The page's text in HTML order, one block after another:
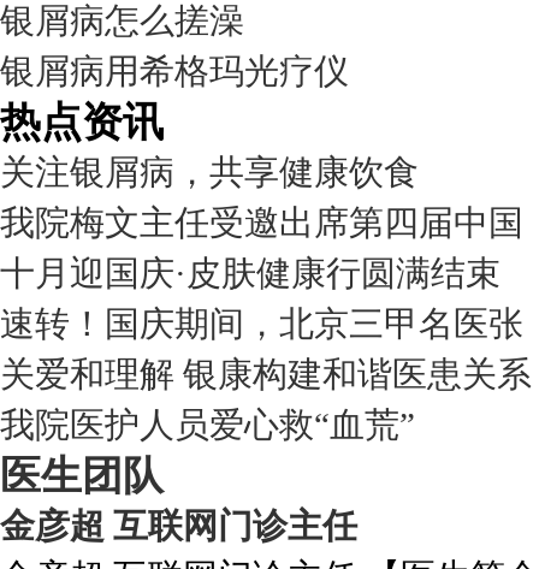
银屑病怎么搓澡
银屑病用希格玛光疗仪
热点资讯
关注银屑病，共享健康饮食
我院梅文主任受邀出席第四届中国
十月迎国庆·皮肤健康行圆满结束
速转！国庆期间，北京三甲名医张
关爱和理解 银康构建和谐医患关系
我院医护人员爱心救“血荒”
医生团队
金彦超 互联网门诊主任